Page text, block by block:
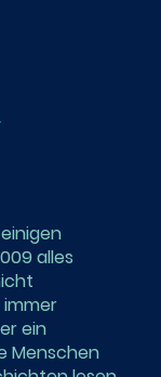
alles
ein
Menschen